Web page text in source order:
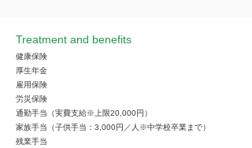
Treatment and benefits
健康保険
厚生年金
雇用保険
労災保険
通勤手当（実費支給※上限20,000円）
家族手当（子供手当：3,000円／人※中学校卒業まで）
残業手当